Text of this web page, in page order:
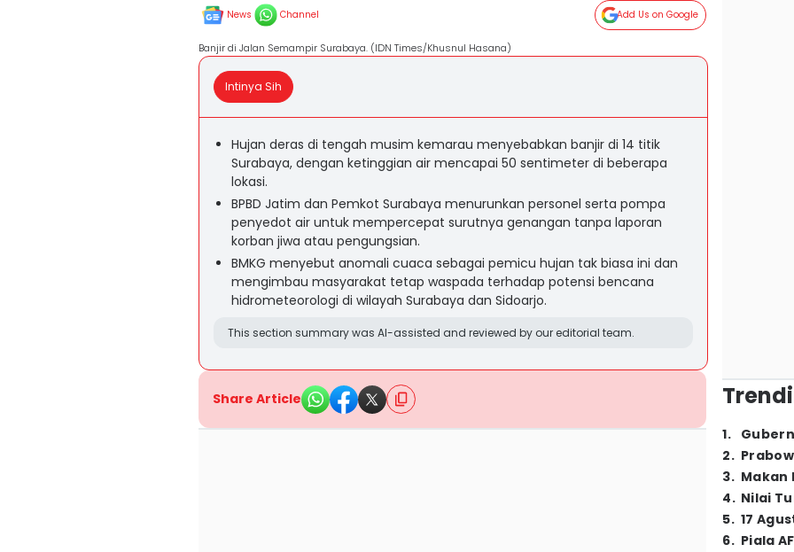
News Channel Add Us on Google
Banjir di Jalan Semampir Surabaya. (IDN Times/Khusnul Hasana)
Intinya Sih
Hujan deras di tengah musim kemarau menyebabkan banjir di 14 titik
Surabaya, dengan ketinggian air mencapai 50 sentimeter di beberapa
lokasi.
BPBD Jatim dan Pemkot Surabaya menurunkan personel serta pompa
penyedot air untuk mempercepat surutnya genangan tanpa laporan
korban jiwa atau pengungsian.
BMKG menyebut anomali cuaca sebagai pemicu hujan tak biasa ini dan
mengimbau masyarakat tetap waspada terhadap potensi bencana
hidrometeorologi di wilayah Surabaya dan Sidoarjo.
This section summary was AI-assisted and reviewed by our editorial team.
Share Article
1.
2.
3. Makan
4. Nilai
5. 17
6. Piala